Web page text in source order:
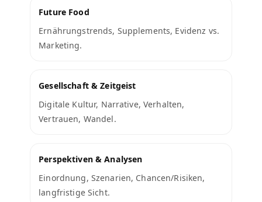
Future Food
Ernährungstrends, Supplements, Evidenz vs.
Marketing.
Gesellschaft & Zeitgeist
Digitale Kultur, Narrative, Verhalten,
Vertrauen, Wandel.
Perspektiven & Analysen
Einordnung, Szenarien, Chancen/Risiken,
langfristige Sicht.